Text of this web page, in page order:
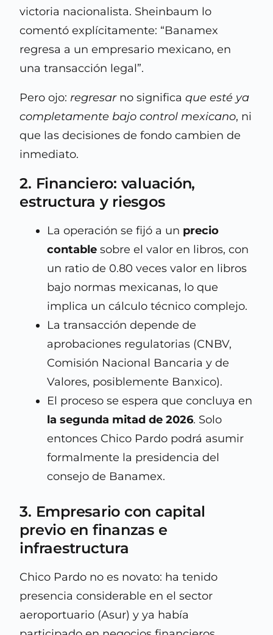
victoria nacionalista. Sheinbaum lo
comentó explícitamente: “Banamex
regresa a un empresario mexicano, en
una transacción legal”.
Pero ojo: regresarno significaque esté ya
completamente bajo control mexicano, ni
que las decisiones de fondo cambien de
inmediato.
2. Financiero: valuación,
estructura y riesgos
La operación se fijó a un precio
contable sobre el valor en libros, con
un ratio de 0.80 veces valor en libros
bajo normas mexicanas, lo que
implica un cálculo técnico complejo.
La transacción depende de
aprobaciones regulatorias (CNBV,
Comisión Nacional Bancaria y de
Valores, posiblemente Banxico).
El proceso se espera que concluya en
la segunda mitad de 2026. Solo
entonces Chico Pardo podrá asumir
formalmente la presidencia del
consejo de Banamex.
3. Empresario con capital
previo en finanzas e
infraestructura
Chico Pardo no es novato: ha tenido
presencia considerable en el sector
aeroportuario (Asur) y ya había